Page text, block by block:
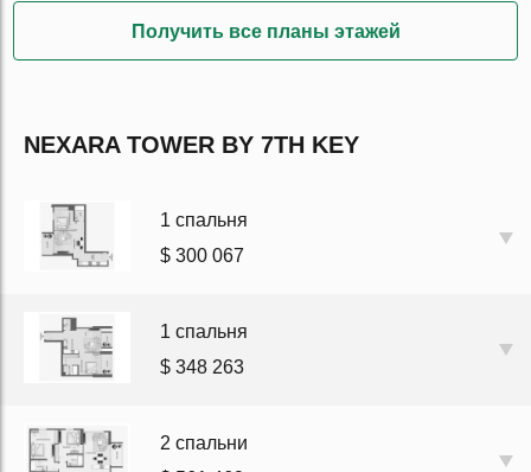
Получить все планы этажей
NEXARA TOWER BY 7TH KEY
1 спальня
$ 300 067
1 спальня
$ 348 263
2 спальни